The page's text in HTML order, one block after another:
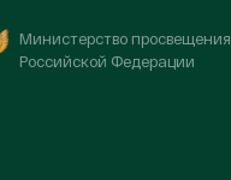
Министерство просвещения
Российской Федерации